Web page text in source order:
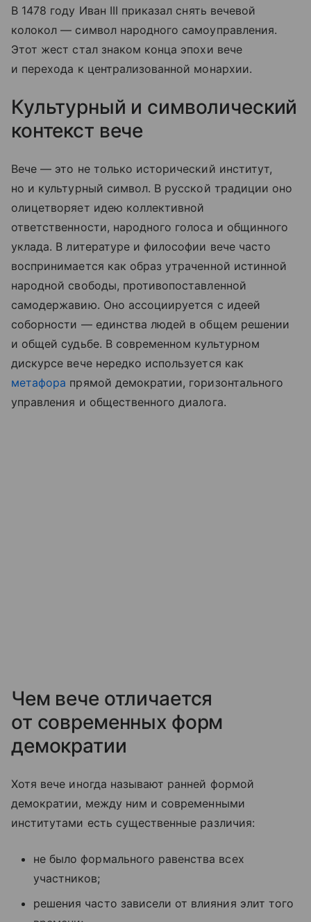
В 1478 году Иван III приказал снять вечевой
колокол — символ народного самоуправления.
Этот жест стал знаком конца эпохи вече
и перехода к централизованной монархии.
Культурный и символический
контекст вече
Вече — это не только исторический институт,
но и культурный символ. В русской традиции оно
олицетворяет идею коллективной
ответственности, народного голоса и общинного
уклада. В литературе и философии вече часто
воспринимается как образ утраченной истинной
народной свободы, противопоставленной
самодержавию. Оно ассоциируется с идеей
соборности — единства людей в общем решении
и общей судьбе. В современном культурном
дискурсе вече нередко используется как
метафора прямой демократии, горизонтального
управления и общественного диалога.
Чем вече отличается
от современных форм
демократии
Хотя вече иногда называют ранней формой
демократии, между ним и современными
институтами есть существенные различия:
не было формального равенства всех
участников;
решения часто зависели от влияния элит того